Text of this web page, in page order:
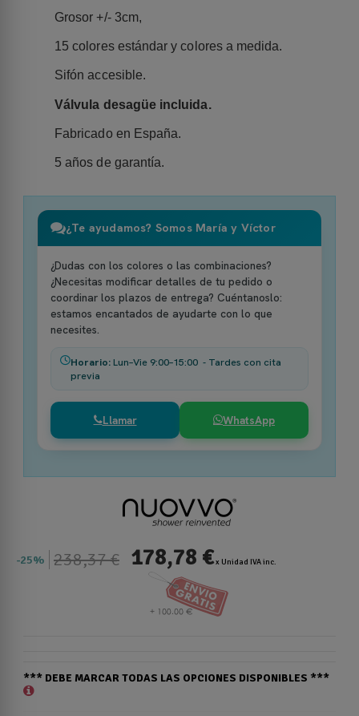
Grosor +/- 3cm,
15 colores estándar y colores a medida.
Sifón accesible.
Válvula desagüe incluida.
Fabricado en España.
5 años de garantía.
¿Te ayudamos? Somos María y Víctor
¿Dudas con los colores o las combinaciones?
¿Necesitas modificar detalles de tu pedido o
coordinar los plazos de entrega? Cuéntanoslo:
estamos encantados de ayudarte con lo que
necesites.
Horario:Lun–Vie 9:00–15:00 - Tardes con cita
previa
Llamar WhatsApp
25% 238,37 € 178,78 €x Unidad IVA inc.
*** DEBE MARCAR TODAS LAS OPCIONES DISPONIBLES ***